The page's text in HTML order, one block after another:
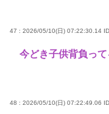
47 : 2026/05/10(日) 07:22:30.14
今どき子供背負っ
48 : 2026/05/10(日) 07:22:49.06